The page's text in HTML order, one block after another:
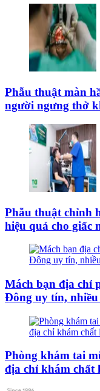
Phẫu thuật màn
người ngưng thở
Phẫu thuật chỉnh
hiệu quả cho giấc
Mách bạn địa chỉ
Đông uy tín,
Phòng khám tai
địa chỉ khám chất